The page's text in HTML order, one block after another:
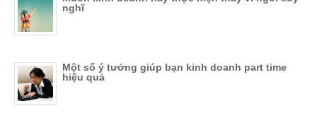
nghĩ
Một số ý tưởng giúp bạn kinh doanh part time
hiệu quả